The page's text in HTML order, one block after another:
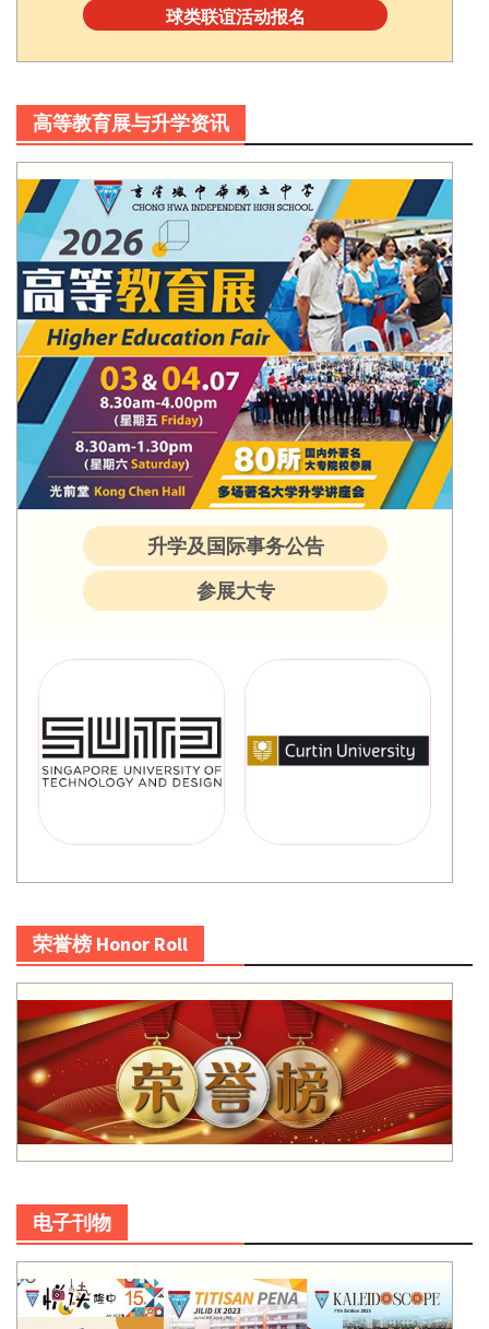
球类联谊活动报名
高等教育展与升学资讯
升学及国际事务公告
参展大专
荣誉榜 Honor Roll
电子刊物